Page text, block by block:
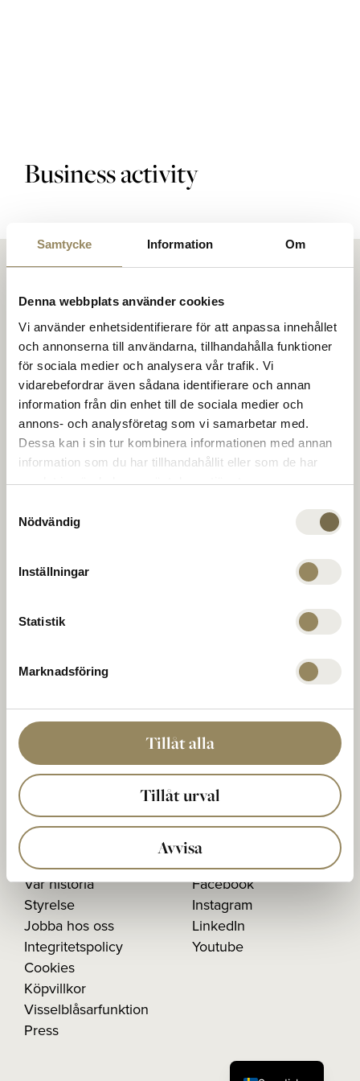
Samtycke Information Om
Denna webbplats använder cookies
Vi använder enhetsidentifierare för att anpassa innehållet
och annonserna till användarna, tillhandahålla funktioner
för sociala medier och analysera vår trafik. Vi
vidarebefordrar även sådana identifierare och annan
information från din enhet till de sociala medier och
annons- och analysföretag som vi samarbetar med.
Dessa kan i sin tur kombinera informationen med annan
information som du har tillhandahållit eller som de har
samlat in när du har använt deras tjänster.
Nödvändig
Inställningar
Statistik
Marknadsföring
Tillåt alla
Tillåt urval
Avvisa
Golfpaket
Restaurang
Hotell
The Range
Golfcoacher
Företag
Business activity
På The National möts människor för att spela golf
på banor i toppklass. För att utvecklas på en av
Europas bästa tränings-anläggningar. För middag,
ett glas, eller en konferens i klubbhuset. För att
runda av, varva ned eller växla upp. För nya
möjligheter till oslagbara möten. Varje dag.
PGA Sweden National på Leadingcourses.com
233 61 BARA, Sweden
040 635 51 00
Postadress:
233 02 BARA, Sweden
Organisationsnummer:
556603-1026
Vår historia
Styrelse
Jobba hos oss
Integritetspolicy
Cookies
Köpvillkor
Visselblåsarfunktion
Press
Facebook
Instagram
LinkedIn
Youtube